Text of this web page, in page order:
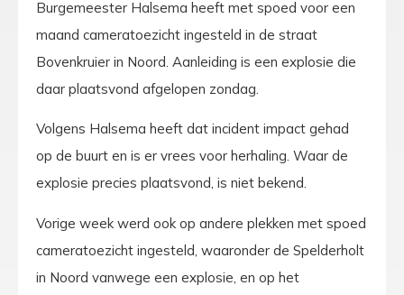
Burgemeester Halsema heeft met spoed voor een
maand cameratoezicht ingesteld in de straat
Bovenkruier in Noord. Aanleiding is een explosie die
daar plaatsvond afgelopen zondag.
Volgens Halsema heeft dat incident impact gehad
op de buurt en is er vrees voor herhaling. Waar de
explosie precies plaatsvond, is niet bekend.
Vorige week werd ook op andere plekken met spoed
cameratoezicht ingesteld, waaronder de Spelderholt
in Noord vanwege een explosie, en op het